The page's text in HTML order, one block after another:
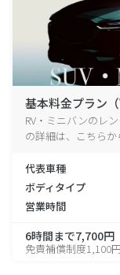
基本料金プラン（
RV・ミニバンのレ
の詳細は、こちらか
代表車種
ボディタイプ
営業時間
6時間まで7,700円
免責補償制度1,100円